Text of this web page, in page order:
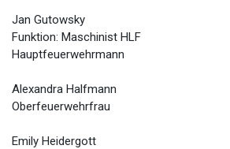
Jan Gutowsky
Funktion: Maschinist HLF
Hauptfeuerwehrmann
Alexandra Halfmann
Oberfeuerwehrfrau
Emily Heidergott